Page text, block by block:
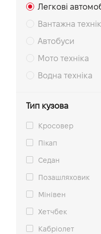
Легкові
Вантажна
Автобуси
Мото техніка
Водна техніка
Тип кузова
Кросовер
Пікап
Седан
Позашляховик
Мінівен
Хетчбек
Кабріолет